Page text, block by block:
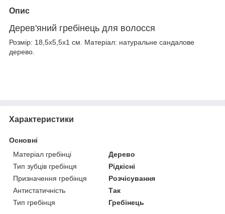
Опис
Дерев'яний гребінець для волосся
Розмір: 18,5х5,5х1 см. Матеріал: натуральне сандалове
дерево.
Характеристики
Основні
Матеріал гребінці
Дерево
Тип зубців гребінця
Рідкісні
Призначення гребінця
Розчісування
Антистатичність
Так
Тип гребінця
Гребінець